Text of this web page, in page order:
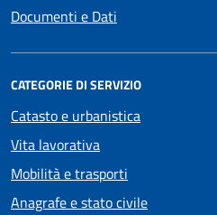
Documenti e Dati
CATEGORIE DI SERVIZIO
Catasto e urbanistica
Vita lavorativa
Mobilità e trasporti
Anagrafe e stato civile